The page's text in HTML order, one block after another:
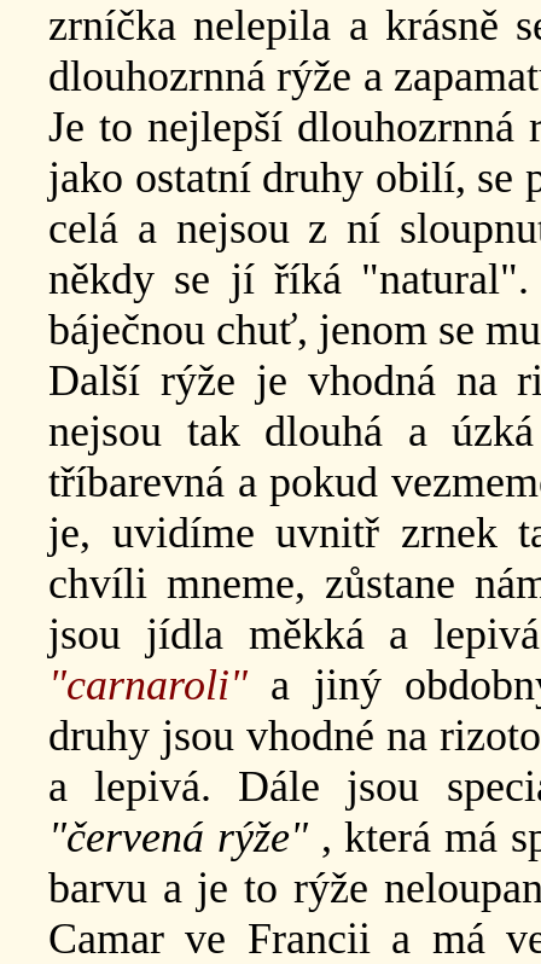
zrníčka nelepila a krásně
dlouhozrnná rýže a
Je to nejlepší dlouhozrnná
jako ostatní druhy obilí, se
celá a nejsou z ní
někdy se jí říká
báječnou chuť, jenom se
Další rýže je vhodná na
nejsou tak dlouhá a
tříbarevná a pokud
je, uvidíme uvnitř zrnek
chvíli mneme, zůstane
jsou jídla měkká a
"carnaroli" a jiný
druhy jsou vhodné na
a lepivá. Dále jsou
"červená rýže" , která má
barvu a je to rýže
Camar ve Francii a má